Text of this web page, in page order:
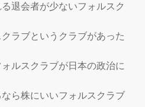
ン
ン
の
退会者が少ないフォルスク
ラブというクラブがあった
ルスクラブが日本の政治に
ら株にいいフォルスクラブ